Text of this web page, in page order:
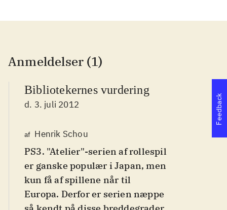
Anmeldelser (1)
Bibliotekernes vurdering
d. 3. juli 2012
af Henrik Schou
PS3. "Atelier"-serien af rollespil
er ganske populær i Japan, men
kun få af spillene når til
Europa. Derfor er serien næppe
Feedback